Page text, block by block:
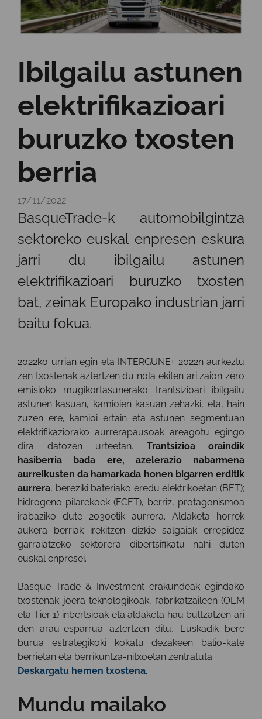
Ibilgailu astunen
elektrifikazioari
buruzko txosten
berria
17/11/2022
BasqueTrade-k automobilgintza
sektoreko euskal enpresen eskura
jarri du ibilgailu astunen
elektrifikazioari buruzko txosten
bat, zeinak Europako industrian jarri
baitu fokua.
2022ko urrian egin eta INTERGUNE+ 2022n aurkeztu
zen txostenak aztertzen du nola ekiten ari zaion zero
emisioko mugikortasunerako trantsizioari ibilgailu
astunen kasuan, kamioien kasuan zehazki, eta, hain
zuzen ere, kamioi ertain eta astunen segmentuan
elektrifikaziorako aurrerapausoak areagotu egingo
dira datozen urteetan. Trantsizioa oraindik
hasiberria bada ere, azelerazio nabarmena
aurreikusten da hamarkada honen bigarren erditik
aurrera, bereziki bateriako eredu elektrikoetan (BET);
hidrogeno pilarekoek (FCET), berriz, protagonismoa
irabaziko dute 2030etik aurrera. Aldaketa horrek
aukera berriak irekitzen dizkie salgaiak errepidez
garraiatzeko sektorera dibertsifikatu nahi duten
euskal enpresei.
Basque Trade & Investment erakundeak egindako
txostenak joera teknologikoak, fabrikatzaileen (OEM
eta Tier 1) inbertsioak eta aldaketa hau bultzatzen ari
den arau-esparrua aztertzen ditu, Euskadik bere
burua estrategikoki kokatu dezakeen balio-kate
berrietan eta berrikuntza-nitxoetan zentratuta.
Deskargatu hemen txostena.
Mundu mailako